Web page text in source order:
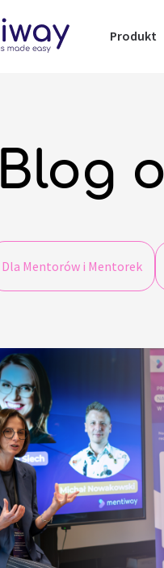
Produkt
Blog
Dla Mentorów i Mentorek